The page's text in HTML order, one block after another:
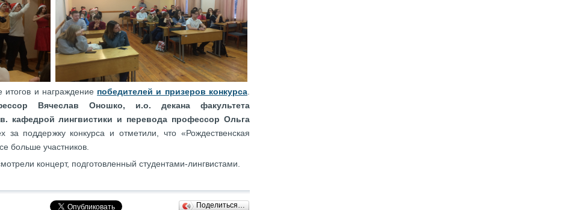
итогов и награждение победителей и призеров конкурса
Вячеслав Оношко, и.о. декана факультета
кафедрой лингвистики и перевода профессор Ольга
за поддержку конкурса и отметили, что «Рождественская
больше участников.
концерт, подготовленный студентами-лингвистами.
Поделиться…